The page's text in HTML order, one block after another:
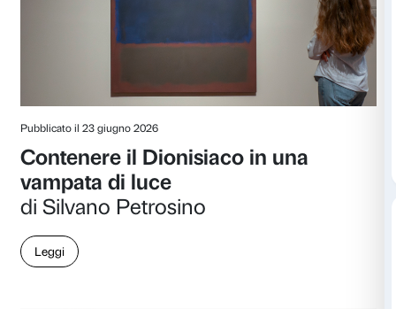
Che cosa vedi? Mettere in
Rothko
di Francesco Frongia